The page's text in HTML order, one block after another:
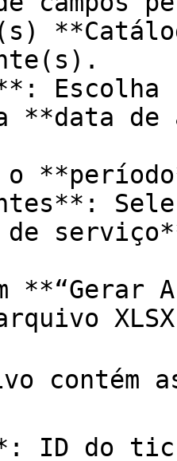
**data
**“Gerar
contém
ID do